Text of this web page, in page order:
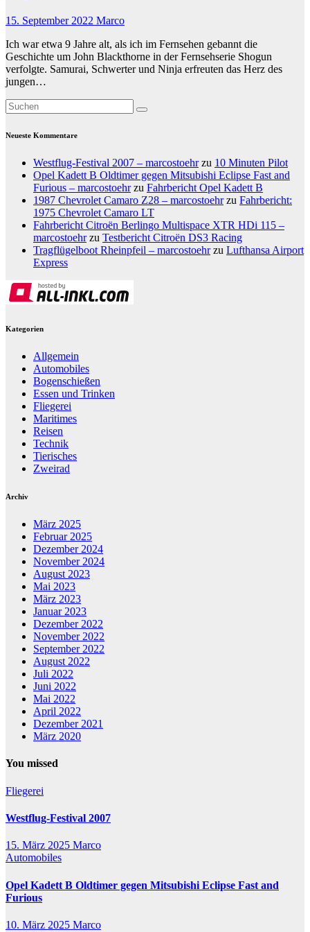
15. September 2022 Marco
Ich war etwa 9 Jahre alt, als ich im Fernsehen gebannt die
Geschichte um John Blackthorne in der Fernsehserie Shogun
verfolgte. Samurai, Schwerter und Ninja erfreuten das Herz des
jungen…
Neueste Kommentare
Westflug-Festival 2007 – marcostoehrzu 10 Minuten Pilot
Opel Kadett B Oldtimer gegen Mitsubishi Eclipse Fast and
Furious – marcostoehrzu Fahrbericht Opel Kadett B
1987 Chevrolet Camaro Z28 – marcostoehrzu Fahrbericht:
1975 Chevrolet Camaro LT
Fahrbericht Citroën Berlingo Multispace XTR HDi 115 –
marcostoehrzu Testbericht Citroën DS3 Racing
Tragflügelboot Rheinpfeil – marcostoehrzu Lufthansa Airport
Express
Kategorien
Allgemein
Automobiles
Bogenschießen
Essen und Trinken
Fliegerei
Maritimes
Reisen
Technik
Tierisches
Zweirad
Archiv
März 2025
Februar 2025
Dezember 2024
November 2024
August 2023
Mai 2023
März 2023
Januar 2023
Dezember 2022
November 2022
September 2022
August 2022
Juli 2022
Juni 2022
Mai 2022
April 2022
Dezember 2021
März 2020
You missed
Fliegerei
Westflug-Festival 2007
15. März 2025 Marco
Automobiles
Opel Kadett B Oldtimer gegen Mitsubishi Eclipse Fast and
Furious
10. März 2025 Marco